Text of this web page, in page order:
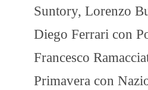
Suntory, Lorenzo
Diego Ferrari con
Francesco
Primavera con